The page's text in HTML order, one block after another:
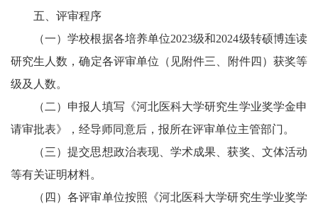
五、评审程序
（一）学校根据各培养单位2023级和2024级转硕博连读
研究生人数，确定各评审单位（见附件三、附件四）获奖等
级及人数。
（二）申报人填写《河北医科大学研究生学业奖学金申
请审批表》，经导师同意后，报所在评审单位主管部门。
（三）提交思想政治表现、学术成果、获奖、文体活动
等有关证明材料。
（四）各评审单位按照《河北医科大学研究生学业奖学